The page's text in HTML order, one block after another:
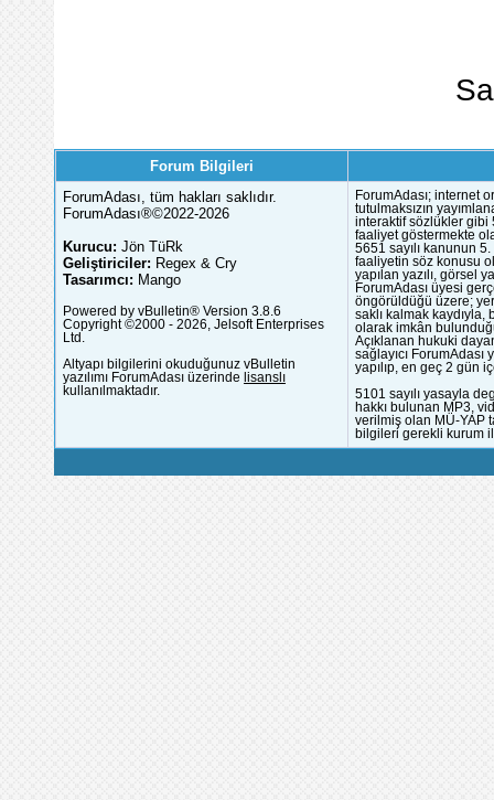
Forum Bilgileri
ForumAdası, tüm hakları saklıdır.
ForumAdası®©2022-2026
Kurucu: Jön TüRk
Geliştiriciler: Regex & Cry
Tasarımcı: Mango
Powered by vBulletin® Version 3.8.6
Copyright ©2000 - 2026, Jelsoft Enterprises
Ltd.
Altyapı bilgilerini okuduğunuz vBulletin
yazılımı ForumAdası üzerinde lisanslı
kullanılmaktadır.
ForumAdası; internet
tutulmaksızın
interaktif sözlükler gibi
faaliyet göstermekte
5651 sayılı kanunun
faaliyetin söz konusu
yapılan yazılı, görsel
ForumAdası üyesi
öngörüldüğü üzere;
saklı kalmak
olarak imkân
Açıklanan hukuki
sağlayıcı
yapılıp, en geç 2 gün
5101 sayılı yasayla
hakkı bulunan MP3,
verilmiş olan MÜ-YAP
bilgileri gerekli kurum